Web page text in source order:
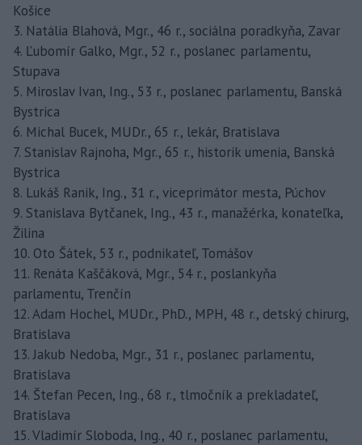
Košice
3. Natália Blahová, Mgr., 46 r., sociálna poradkyňa, Zavar
4. Ľubomír Galko, Mgr., 52 r., poslanec parlamentu,
Stupava
5. Miroslav Ivan, Ing., 53 r., poslanec parlamentu, Banská
Bystrica
6. Michal Bucek, MUDr., 65 r., lekár, Bratislava
7. Stanislav Rajnoha, Mgr., 65 r., historik umenia, Banská
Bystrica
8. Lukáš Ranik, Ing., 31 r., viceprimátor mesta, Púchov
9. Stanislava Bytčanek, Ing., 43 r., manažérka, konateľka,
Žilina
10. Oto Šátek, 53 r., podnikateľ, Tomášov
11. Renáta Kaščáková, Mgr., 54 r., poslankyňa
parlamentu, Trenčín
12. Adam Hochel, MUDr., PhD., MPH, 48 r., detský chirurg,
Bratislava
13. Jakub Nedoba, Mgr., 31 r., poslanec parlamentu,
Bratislava
14. Štefan Pecen, Ing., 68 r., tlmočník a prekladateľ,
Bratislava
15. Vladimír Sloboda, Ing., 40 r., poslanec parlamentu,